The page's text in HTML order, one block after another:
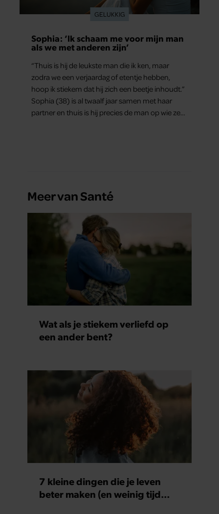
GELUKKIG
Sophia: ‘Ik schaam me voor mijn man
als we met anderen zijn’
“Thuis is hij de leukste man die ik ken, maar
zodra we een verjaardag of etentje hebben,
hoop ik stiekem dat hij zich een beetje inhoudt.”
Sophia (38) is al twaalf jaar samen met haar
partner en thuis is hij precies de man op wie ze
Meer van Santé
Wat als je stiekem verliefd op
een ander bent?
7 kleine dingen die je leven
beter maken (en weinig tijd